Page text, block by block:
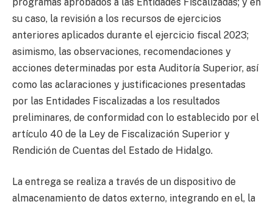
su caso, la revisión a los recursos de ejercicios
anteriores aplicados durante el ejercicio fiscal 2023;
asimismo, las observaciones, recomendaciones y
acciones determinadas por esta Auditoría Superior, así
como las aclaraciones y justificaciones presentadas
por las Entidades Fiscalizadas a los resultados
preliminares, de conformidad con lo establecido por el
artículo 40 de la Ley de Fiscalización Superior y
Rendición de Cuentas del Estado de Hidalgo.
La entrega se realiza a través de un dispositivo de
almacenamiento de datos externo, integrando en el, la